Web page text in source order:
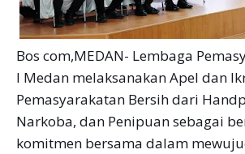
Bos com,MEDAN- Lembaga
I Medan melaksanakan Apel dan
Pemasyarakatan Bersih dari
Narkoba, dan Penipuan sebagai
komitmen bersama dalam